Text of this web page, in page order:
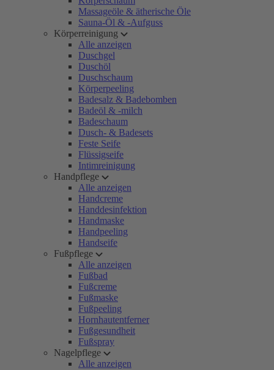
Massageöle & ätherische Öle
Sauna-Öl & -Aufguss
Körperreinigung
Alle anzeigen
Duschgel
Duschöl
Duschschaum
Körperpeeling
Badesalz & Badebomben
Badeöl & -milch
Badeschaum
Dusch- & Badesets
Feste Seife
Flüssigseife
Intimreinigung
Handpflege
Alle anzeigen
Handcreme
Handdesinfektion
Handmaske
Handpeeling
Handseife
Fußpflege
Alle anzeigen
Fußbad
Fußcreme
Fußmaske
Fußpeeling
Hornhautentferner
Fußgesundheit
Fußspray
Nagelpflege
Alle anzeigen